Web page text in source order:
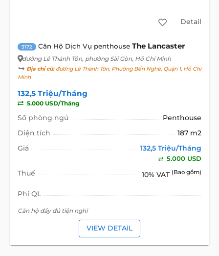
Detail
3172 Căn Hộ Dịch Vụ penthouse The Lancaster
đường Lê Thánh Tôn, phường Sài Gòn, Hồ Chí Minh
Địa chỉ cũ:đường Lê Thánh Tôn, Phường Bến Nghé, Quận 1, Hồ Chí
Minh
132,5 Triệu/Tháng
5.000 USD/Tháng
Số phòng ngủ
Penthouse
Diện tích
187 m2
Giá
132,5 Triệu/Tháng
5.000 USD
Thuế 10% VAT (Bao gồm)
Phí QL
Căn hộ đầy đủ tiện nghi
VIEW DETAIL